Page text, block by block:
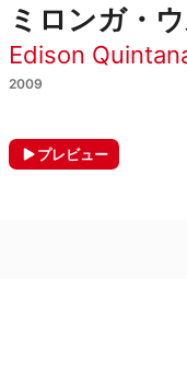
ミロンガ・
Edison
2009
プレビュー